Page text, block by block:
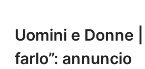
Uomini e Donne
farlo”: annuncio